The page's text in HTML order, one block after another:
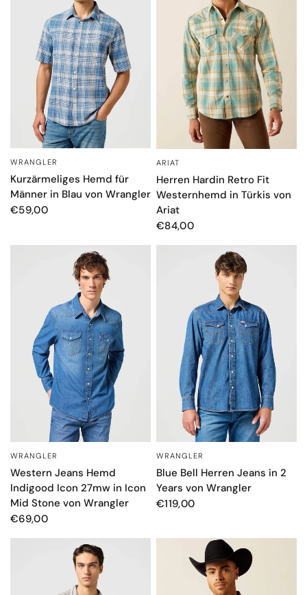
SCHNELLANSICHT
WRANGLER
Kurzärmeliges Hemd für
Männer in Blau von Wrangler
€59,00
ARIAT
Herren Hardin Retro Fit
Westernhemd in Türkis von
Ariat
€84,00
SCHNELLANSICHT
WRANGLER
Western Jeans Hemd
Indigood Icon 27mw in Icon
Mid Stone von Wrangler
€69,00
SCHNELLANSICHT
WRANGLER
Blue Bell Herren Jeans in 2
Years von Wrangler
€119,00